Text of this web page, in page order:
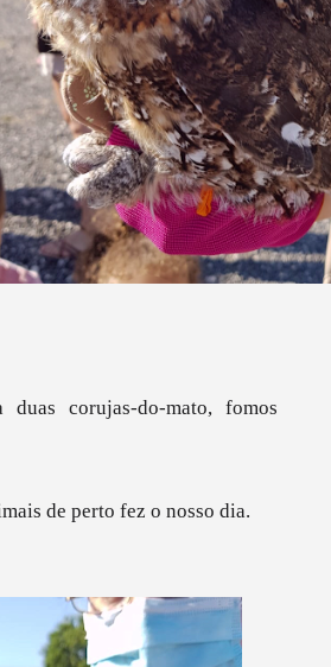
corujas-do-mato, fomos
de perto fez o nosso dia.